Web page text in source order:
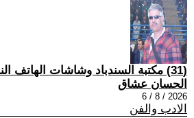
(31) مكتبة السندباد وشاشات الهاتف النقال
الحسان عشاق
2026 / 8 / 6
الادب والفن